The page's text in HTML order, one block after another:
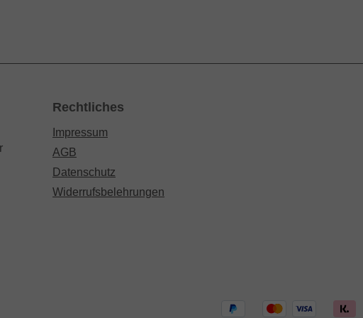
Rechtliches
Impressum
AGB
Datenschutz
Widerrufsbelehrungen